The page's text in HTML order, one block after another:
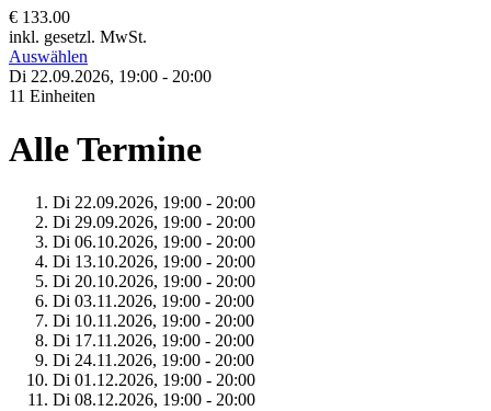
€ 133.00
inkl. gesetzl. MwSt.
Auswählen
Di 22.09.2026, 19:00 - 20:00
11 Einheiten
Alle Termine
Di 22.09.2026, 19:00 - 20:00
Di 29.09.2026, 19:00 - 20:00
Di 06.10.2026, 19:00 - 20:00
Di 13.10.2026, 19:00 - 20:00
Di 20.10.2026, 19:00 - 20:00
Di 03.11.2026, 19:00 - 20:00
Di 10.11.2026, 19:00 - 20:00
Di 17.11.2026, 19:00 - 20:00
Di 24.11.2026, 19:00 - 20:00
Di 01.12.2026, 19:00 - 20:00
Di 08.12.2026, 19:00 - 20:00